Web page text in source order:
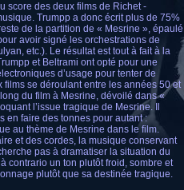
score des deux films de Richet -
Trumpp a donc écrit plus de 75%
de la partition de « Mesrine », épaulé
avoir signé les orchestrations de
etc.). Le résultat est tout à fait à la
et Beltrami ont opté pour une
d’usage pour tenter de
se déroulant entre les années 50 et
du film à Mesrine, dévoilé dans «
l’issue tragique de Mesrine. Il
en faire des tonnes pour autant :
au thème de Mesrine dans le film.
et des cordes, la musique conservant
pas à dramatiser la situation du
contrario un ton plutôt froid, sombre et
plutôt que sa destinée tragique.